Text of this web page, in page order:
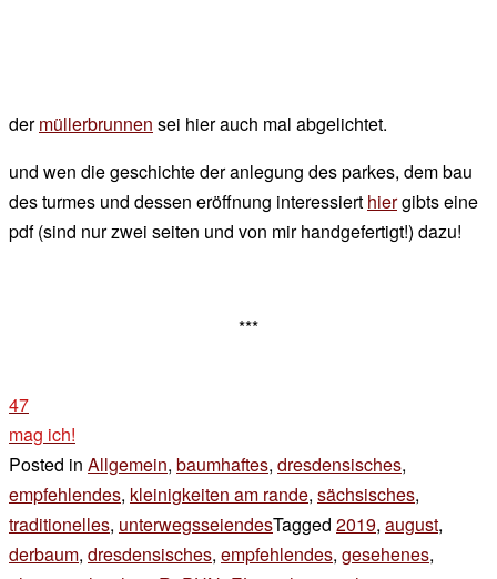
dermüllerbrunnen sei hier auch mal abgelichtet.
und wen die geschichte der anlegung des parkes, dem bau
des turmes und dessen eröffnung interessiert hiergibts eine
pdf (sind nur zwei seiten und von mir handgefertigt!) dazu!
***
47
mag ich!
Posted in Allgemein, baumhaftes, dresdensisches,
empfehlendes, kleinigkeiten am rande, sächsisches,
traditionelles, unterwegsseiendesTagged 2019, august,
derbaum, dresdensisches, empfehlendes, gesehenes,